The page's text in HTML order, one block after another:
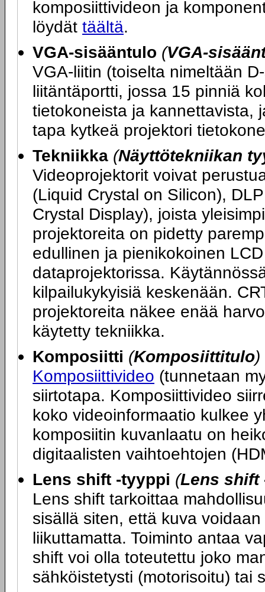
komposiittivideon ja
löydät täältä.
VGA-sisääntulo (VGA-
VGA-liitin (toiselta nimeltään
liitäntäportti, jossa 15 pinniä
tietokoneista ja kannettavista,
tapa kytkeä projektori
Tekniikka (Näyttötekniikan
Videoprojektorit voivat
(Liquid Crystal on Silicon),
Crystal Display), joista
projektoreita on pidetty
edullinen ja pienikokoinen
dataprojektorissa.
kilpailukykyisiä keskenään.
projektoreita näkee enää
käytetty tekniikka.
Komposiitti (Komposiittitulo)
Komposiittivideo (tunnetaan
siirtotapa. Komposiittivideo
koko videoinformaatio kulkee
komposiitin kuvanlaatu on
digitaalisten vaihtoehtojen
Lens shift -tyyppi (Lens shift
Lens shift tarkoittaa
sisällä siten, että kuva
liikuttamatta. Toiminto antaa
shift voi olla toteutettu joko
sähköistetysti (motorisoitu) tai